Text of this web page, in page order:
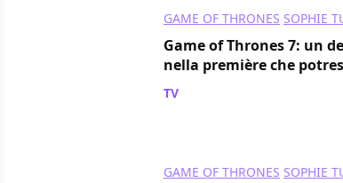
GAME OF THRONES SOPHIE
Game of Thrones 7: un
nella première che
TV
GAME OF THRONES SOPHIE